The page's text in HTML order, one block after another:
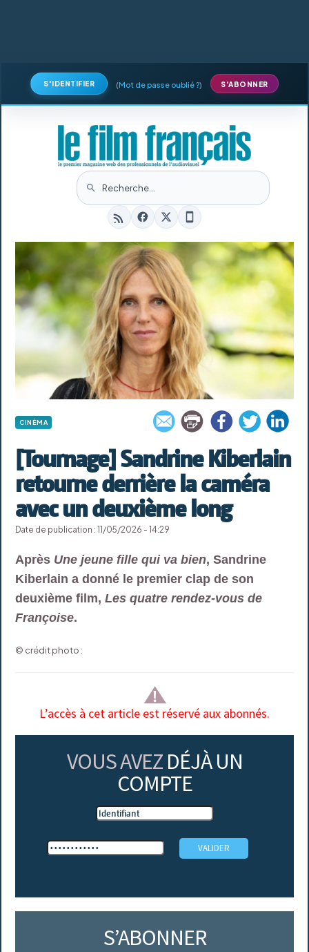
S'IDENTIFIER (Mot de passe oublié ?) S'ABONNER
CINÉMA
[Tournage] Sandrine Kiberlain
retourne derrière la caméra
avec un deuxième long
Date de publication : 11/05/2026 - 14:29
Après Une jeune fille qui va bien, Sandrine
Kiberlain a donné le premier clap de son
deuxième film,Les quatre rendez-vous de
Françoise.
© crédit photo :
L’accès à cet article est réservé aux abonnés.
VOUS AVEZ DÉJÀ UN
COMPTE
S’ABONNER